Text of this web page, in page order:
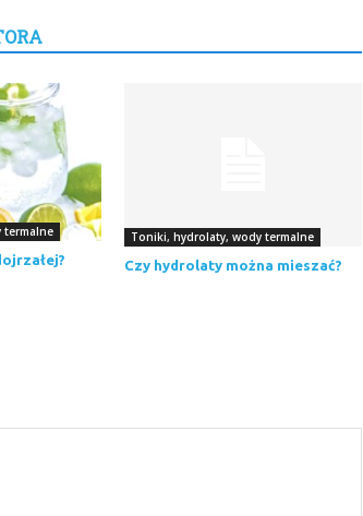
termalne
Toniki, hydrolaty, wody termalne
Czy hydrolaty można mieszać?